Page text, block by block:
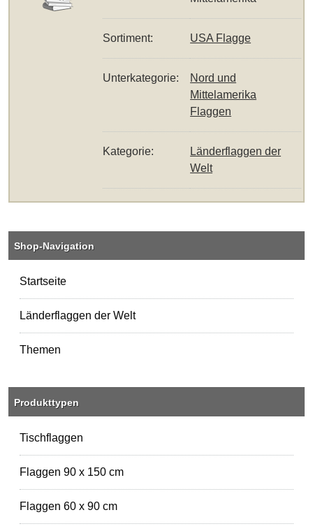
Sortiment: USA Flagge
Unterkategorie:
Nord und
Mittelamerika
Flaggen
Kategorie:
Länderflaggen der
Welt
Shop-Navigation
Startseite
Länderflaggen der Welt
Themen
Produkttypen
Tischflaggen
Flaggen 90 x 150 cm
Flaggen 60 x 90 cm